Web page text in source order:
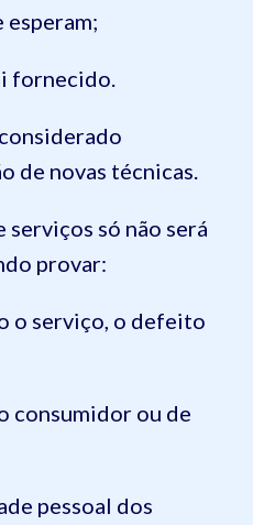
esperam;
fornecido.
de novas técnicas.
serviços só não será
provar:
o serviço, o defeito
consumidor ou de
pessoal dos